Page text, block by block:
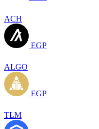
ACH
EGP
ALGO
EGP
TLM